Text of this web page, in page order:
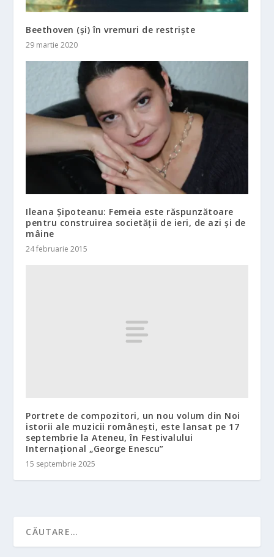
Beethoven (și) în vremuri de restriște
29 martie 2020
Ileana Șipoteanu: Femeia este răspunzătoare
pentru construirea societăţii de ieri, de azi şi de
mâine
24 februarie 2015
Portrete de compozitori, un nou volum din Noi
istorii ale muzicii românești, este lansat pe 17
septembrie la Ateneu, în Festivalului
Internațional „George Enescu”
15 septembrie 2025